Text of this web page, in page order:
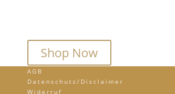
Shop Now
AGB
Datenschutz/Disclaimer
Widerruf